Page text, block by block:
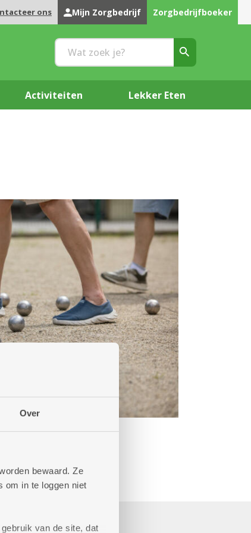
Over
bewaard. Ze
om in te loggen niet
van de site, dat
ons Mijn Zorgbedrijf Zorgbedrijfboeker
Activiteiten Lekker Eten